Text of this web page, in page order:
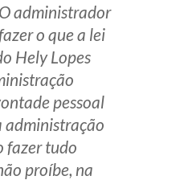
administrador
o que a lei
Hely Lopes
pessoal
administração
fazer tudo
proíbe, na